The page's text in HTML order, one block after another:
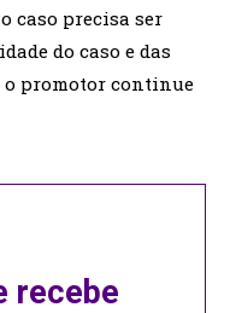
caso precisa ser
do caso e das
o promotor continue
recebe